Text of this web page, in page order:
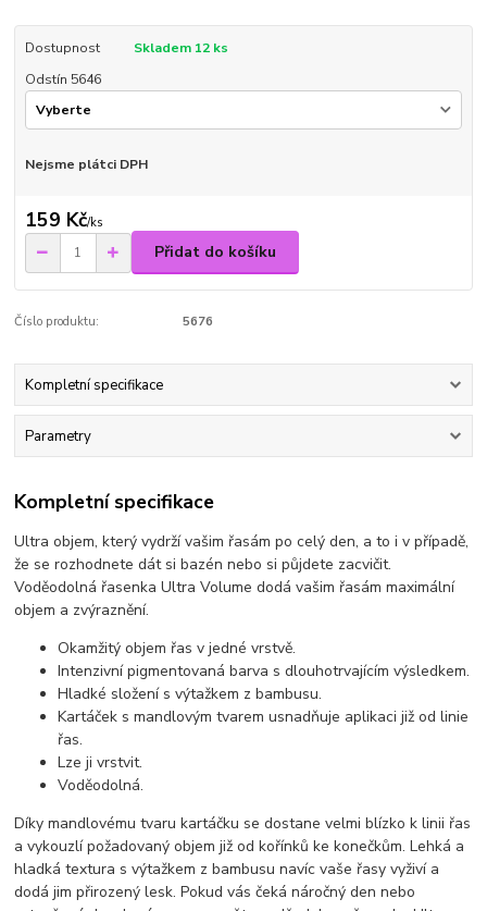
Dostupnost
Skladem 12 ks
Odstín 5646
Nejsme plátci DPH
159 Kč/ks
Přidat do košíku
Číslo produktu: 5676
Kompletní specifikace
Parametry
Kompletní specifikace
Ultra objem, který vydrží vašim řasám po celý den, a to i v případě,
že se rozhodnete dát si bazén nebo si půjdete zacvičit.
Voděodolná řasenka Ultra Volume dodá vašim řasám maximální
objem a zvýraznění.
Okamžitý objem řas v jedné vrstvě.
Intenzivní pigmentovaná barva s dlouhotrvajícím výsledkem.
Hladké složení s výtažkem z bambusu.
Kartáček s mandlovým tvarem usnadňuje aplikaci již od linie
řas.
Lze ji vrstvit.
Voděodolná.
Díky mandlovému tvaru kartáčku se dostane velmi blízko k linii řas
a vykouzlí požadovaný objem již od kořínků ke konečkům. Lehká a
hladká textura s výtažkem z bambusu navíc vaše řasy vyživí a
dodá jim přirozený lesk. Pokud vás čeká náročný den nebo